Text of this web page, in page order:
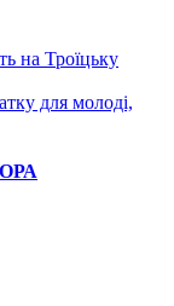
на Троїцьку
для молоді,